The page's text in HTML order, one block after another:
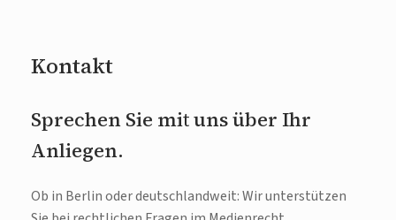
Kontakt
Sprechen Sie mit uns über Ihr
Anliegen.
Ob in Berlin oder deutschlandweit: Wir unterstützen